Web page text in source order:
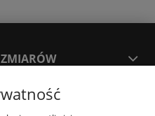
I KOSZTY DOSTAWY